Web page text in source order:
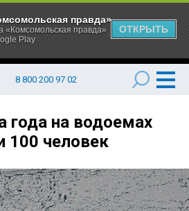
8 800 200 97 02
года на водоемах
100 человек
правда»
«Комсомольская правда»
Play
ОТКРЫТЬ